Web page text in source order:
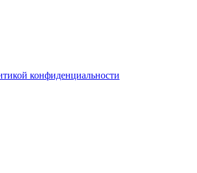
конфиденциальности